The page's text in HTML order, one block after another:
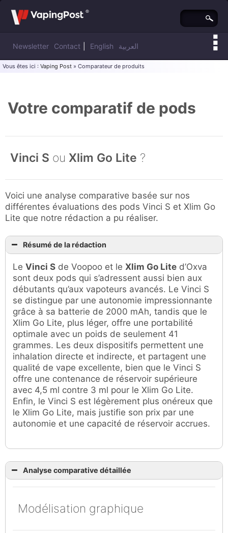
Newsletter Contact English العربية
Vous êtes ici : Vaping Post » Comparateur de produits
Votre comparatif de pods
Vinci S ou Xlim Go Lite ?
Voici une analyse comparative basée sur nos
différentes évaluations des pods Vinci S et Xlim Go
Lite que notre rédaction a pu réaliser.
Résumé de la rédaction
Le Vinci S de Voopoo et le Xlim Go Lite d’Oxva
sont deux pods qui s’adressent aussi bien aux
débutants qu’aux vapoteurs avancés. Le Vinci S
se distingue par une autonomie impressionnante
grâce à sa batterie de 2000 mAh, tandis que le
Xlim Go Lite, plus léger, offre une portabilité
optimale avec un poids de seulement 41
grammes. Les deux dispositifs permettent une
inhalation directe et indirecte, et partagent une
qualité de vape excellente, bien que le Vinci S
offre une contenance de réservoir supérieure
avec 4,5 ml contre 3 ml pour le Xlim Go Lite.
Enfin, le Vinci S est légèrement plus onéreux que
le Xlim Go Lite, mais justifie son prix par une
autonomie et une capacité de réservoir accrues.
Analyse comparative détaillée
Modélisation graphique